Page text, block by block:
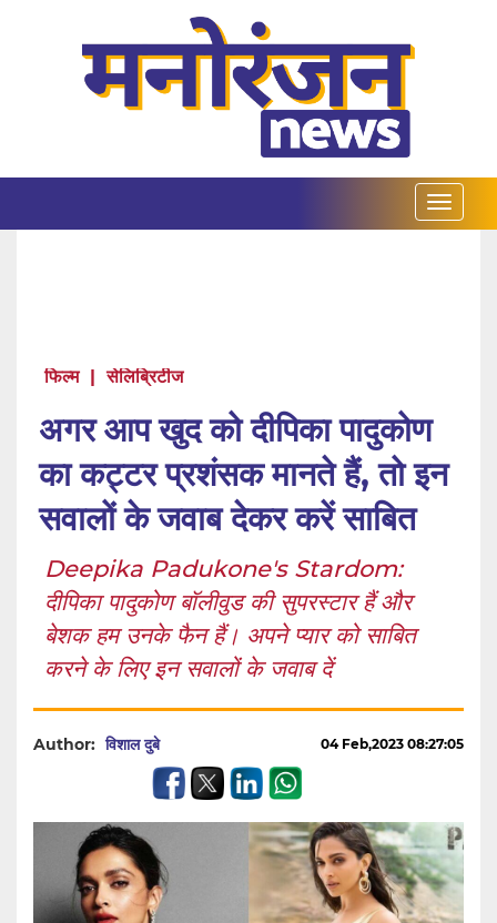
फिल्म | सेलिब्रिटीज
अगर आप खुद को दीपिका पादुकोण
का कट्टर प्रशंसक मानते हैं, तो इन
सवालों के जवाब देकर करें साबित
Deepika Padukone's Stardom:
दीपिका पादुकोण बॉलीवुड की सुपरस्टार हैं और
बेशक हम उनके फैन हैं। अपने प्यार को साबित
करने के लिए इन सवालों के जवाब दें
Author: विशाल दुबे 04 Feb,2023 08:27:05